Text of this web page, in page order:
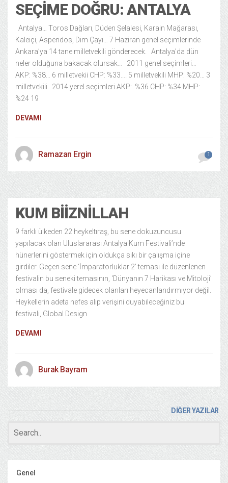
SEÇIME DOĞRU: ANTALYA
Antalya… Toros Dağları, Düden Şelalesi, Karain Mağarası,
Kaleiçi, Aspendos, Dim Çayı… 7 Haziran genel seçimlerinde
Ankara’ya 14 tane milletvekili gönderecek. Antalya’da dün
neler olduğuna bakacak olursak… 2011 genel seçimleri…
AKP: %38… 6 milletvekii CHP: %33…. 5 milletvekili MHP: %20… 3
milletvekili 2014 yerel seçimleri AKP: %36 CHP: %34 MHP:
%24 19
DEVAMI
Ramazan Ergin 1
11 years ago
KUM BIIZNILLAH
9 farklı ülkeden 22 heykeltıraş, bu sene dokuzuncusu
yapılacak olan Uluslararası Antalya Kum Festivali’nde
hünerlerini göstermek için oldukça sıkı bir çalışma içine
girdiler. Geçen sene ‘İmparatorluklar 2’ teması ile düzenlenen
festivalin bu seneki temasının, ‘Dünyanın 7 Harikası ve Mitoloji’
olması da, festivale gidecek olanları heyecanlandırmıyor değil.
Heykellerin adeta nefes alıp verişini duyabileceğiniz bu
festivali, Global Design
DEVAMI
Burak Bayram
DİĞER YAZILAR
Genel